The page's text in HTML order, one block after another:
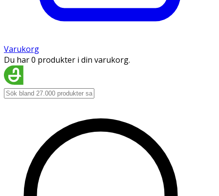
Varukorg
Du har 0 produkter i din varukorg.